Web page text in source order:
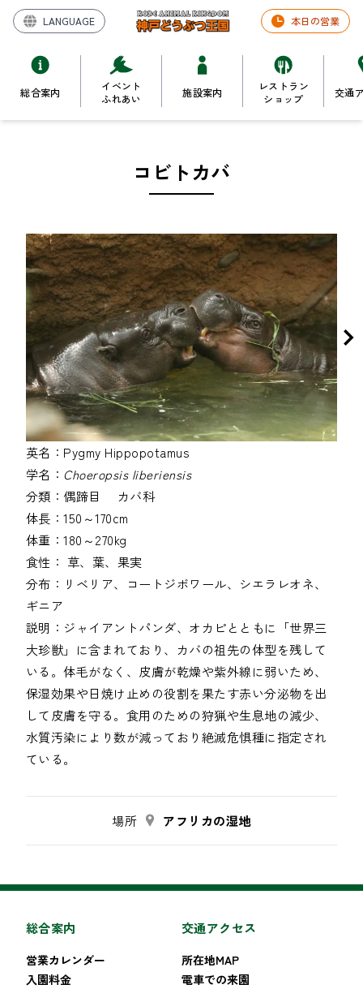
LANGUAGE 本日の営業
総合案内
イベント
ふれあい
施設案内
レストラン
ショップ
交通
コビトカバ
英名： Pygmy Hippopotamus
学名： Choeropsis liberiensis
分類： 偶蹄目
カバ科
体長：150～170cm
体重：180～270kg
食性： 草、葉、果実
分布： リベリア、コートジボワール、シエラレオネ、
ギニア
説明： ジャイアントパンダ、オカピとともに「世界三
大珍獣」に含まれており、カバの祖先の体型を残して
いる。体毛がなく、皮膚が乾燥や紫外線に弱いため、
保湿効果や日焼け止めの役割を果たす赤い分泌物を出
して皮膚を守る。食用のための狩猟や生息地の減少、
水質汚染により数が減っており絶滅危惧種に指定され
場所 アフリカの湿地
総合案内
営業カレンダー
入園料金
交通アクセス
所在地MAP
電車での来園